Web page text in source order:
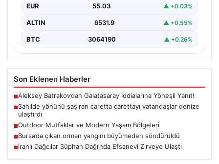
EUR 55.03 ▲ +0.03%
ALTIN 6531.9 ▲ +0.55%
BTC 3064190 ▲ +0.26%
Son Eklenen Haberler
■Aleksey Batrakov’dan Galatasaray İddialarına Yöneşli Yanıt!
■Sahilde yönünü şaşıran caretta carettayı vatandaşlar denize
ulaştırdı
■Outdoor Mutfaklar ve Modern Yaşam Bölgeleri
■Bursa’da çıkan orman yangını büyümeden söndürüldü
■İranlı Dağcılar Süphan Dağı’nda Efsanevi Zirveye Ulaştı